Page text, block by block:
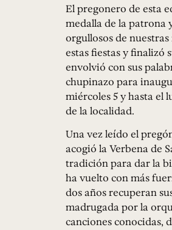
El pregonero de esta
medalla de la patrona
orgullosos de
estas fiestas y finalizó
envolvió con sus
chupinazo para
miércoles 5 y hasta el
de la localidad.
Una vez leído el
acogió la Verbena de
tradición para dar la
ha vuelto con más
dos años recuperan
madrugada por la
canciones conocidas,